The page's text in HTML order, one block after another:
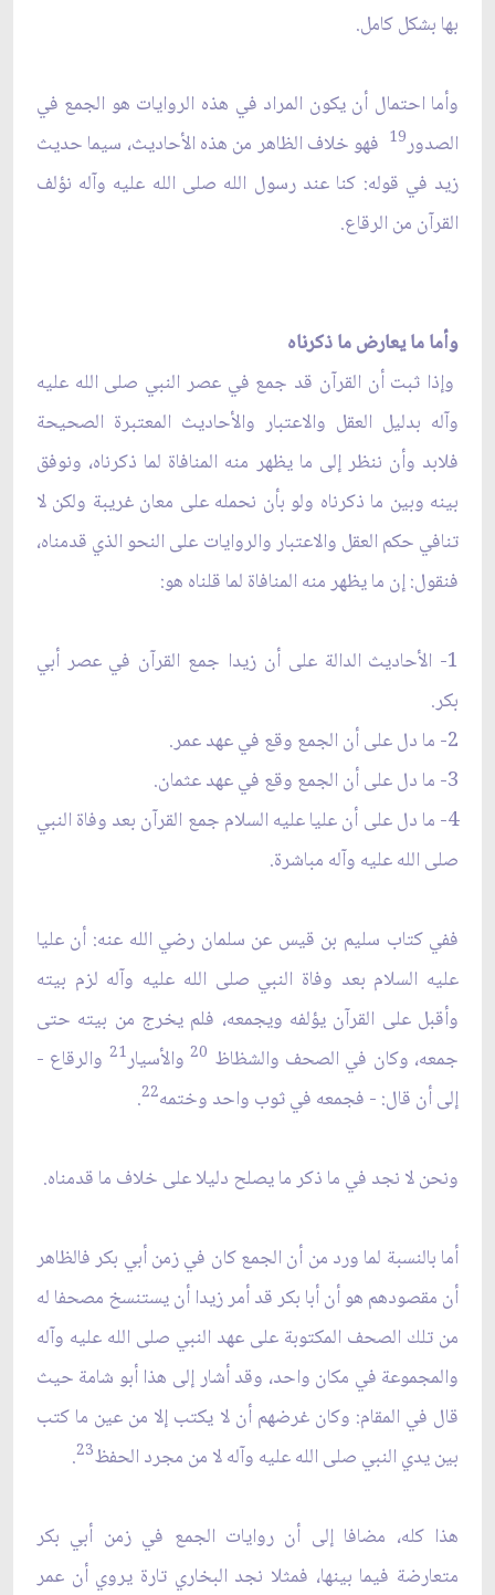
بها بشكل كامل.
وأما احتمال أن يكون المراد في هذه الروايات هو الجمع في
الصدور19 فهو خلاف الظاهر من هذه الأحاديث، سيما حديث
زيد في قوله: كنا عند رسول الله صلى الله عليه وآله نؤلف
القرآن من الرقاع.
وأما ما يعارض ما ذكرناه
وإذا ثبت أن القرآن قد جمع في عصر النبي صلى الله عليه
وآله بدليل العقل والاعتبار والأحاديث المعتبرة الصحيحة
فلابد وأن ننظر إلى ما يظهر منه المنافاة لما ذكرناه، ونوفق
بينه وبين ما ذكرناه ولو بأن نحمله على معان غريبة ولكن لا
تنافي حكم العقل والاعتبار والروايات على النحو الذي قدمناه،
فنقول: إن ما يظهر منه المنافاة لما قلناه هو:
1- الأحاديث الدالة على أن زيدا جمع القرآن في عصر أبي
بكر.
2- ما دل على أن الجمع وقع في عهد عمر.
3- ما دل على أن الجمع وقع في عهد عثمان.
4- ما دل على أن عليا عليه السلام جمع القرآن بعد وفاة النبي
صلى الله عليه وآله مباشرة.
ففي كتاب سليم بن قيس عن سلمان رضي الله عنه: أن عليا
عليه السلام بعد وفاة النبي صلى الله عليه وآله لزم بيته
وأقبل على القرآن يؤلفه ويجمعه، فلم يخرج من بيته حتى
جمعه، وكان في الصحف والشظاظ 20والأسيار21 والرقاع -
إلى أن قال: - فجمعه في ثوب واحد وختمه22
.
ونحن لا نجد في ما ذكر ما يصلح دليلا على خلاف ما قدمناه.
أما بالنسبة لما ورد من أن الجمع كان في زمن أبي بكر فالظاهر
أن مقصودهم هو أن أبا بكر قد أمر زيدا أن يستنسخ مصحفا له
من تلك الصحف المكتوبة على عهد النبي صلى الله عليه وآله
والمجموعة في مكان واحد، وقد أشار إلى هذا أبو شامة حيث
قال في المقام: وكان غرضهم أن لا يكتب إلا من عين ما كتب
بين يدي النبي صلى الله عليه وآله لا من مجرد الحفظ23
.
هذا كله، مضافا إلى أن روايات الجمع في زمن أبي بكر
متعارضة فيما بينها، فمثلا نجد البخاري تارة يروي أن عمر